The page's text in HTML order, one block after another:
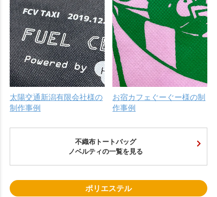
太陽交通新潟有限会社様の
制作事例
お宿カフェぐーぐー様の制
作事例
不織布トートバッグ
ノベルティの一覧を見る
ポリエステル